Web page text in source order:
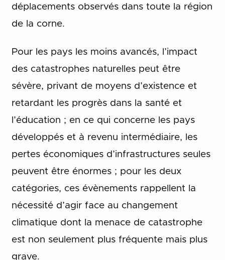
déplacements observés dans toute la région
de la corne.
Pour les pays les moins avancés, l’impact
des catastrophes naturelles peut être
sévère, privant de moyens d’existence et
retardant les progrès dans la santé et
l’éducation ; en ce qui concerne les pays
développés et à revenu intermédiaire, les
pertes économiques d’infrastructures seules
peuvent être énormes ; pour les deux
catégories, ces évènements rappellent la
nécessité d’agir face au changement
climatique dont la menace de catastrophe
est non seulement plus fréquente mais plus
grave.